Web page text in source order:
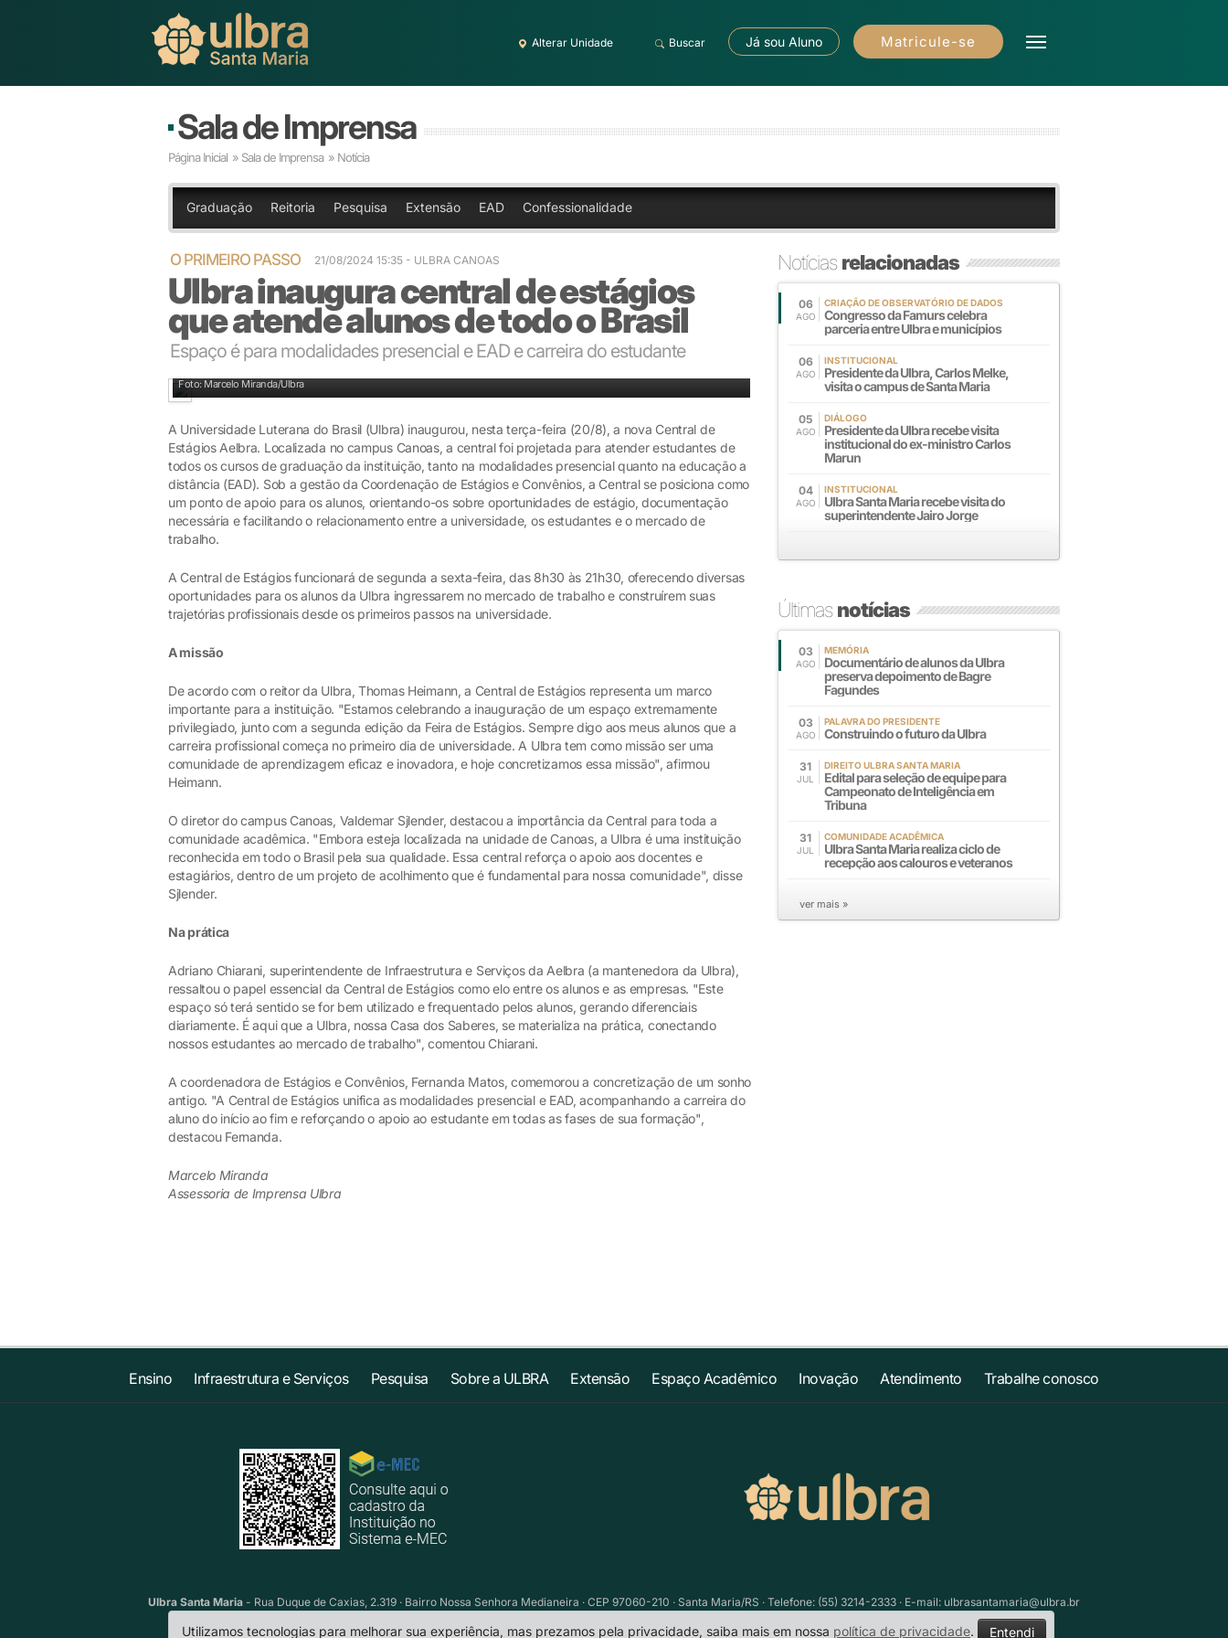
Alterar Unidade Buscar Já sou Aluno Matricule-se
Sala de Imprensa
Página Inicial » Sala de Imprensa » Notícia
Graduação Reitoria Pesquisa Extensão EAD Confessionalidade
O PRIMEIRO PASSO 21/08/2024 15:35 - ULBRA CANOAS
Ulbra inaugura central de estágios
que atende alunos de todo o Brasil
Espaço é para modalidades presencial e EAD e carreira do estudante
Foto: Marcelo Miranda/Ulbra
A Universidade Luterana do Brasil (Ulbra) inaugurou, nesta terça-feira (20/8), a nova Central de
Estágios Aelbra. Localizada no campus Canoas, a central foi projetada para atender estudantes de
todos os cursos de graduação da instituição, tanto na modalidades presencial quanto na educação a
distância (EAD). Sob a gestão da Coordenação de Estágios e Convênios, a Central se posiciona como
um ponto de apoio para os alunos, orientando-os sobre oportunidades de estágio, documentação
necessária e facilitando o relacionamento entre a universidade, os estudantes e o mercado de
trabalho.
A Central de Estágios funcionará de segunda a sexta-feira, das 8h30 às 21h30, oferecendo diversas
oportunidades para os alunos da Ulbra ingressarem no mercado de trabalho e construírem suas
trajetórias profissionais desde os primeiros passos na universidade.
A missão
De acordo com o reitor da Ulbra, Thomas Heimann, a Central de Estágios representa um marco
importante para a instituição. "Estamos celebrando a inauguração de um espaço extremamente
privilegiado, junto com a segunda edição da Feira de Estágios. Sempre digo aos meus alunos que a
carreira profissional começa no primeiro dia de universidade. A Ulbra tem como missão ser uma
comunidade de aprendizagem eficaz e inovadora, e hoje concretizamos essa missão", afirmou
Heimann.
O diretor do campus Canoas, Valdemar Sjlender, destacou a importância da Central para toda a
comunidade acadêmica. "Embora esteja localizada na unidade de Canoas, a Ulbra é uma instituição
reconhecida em todo o Brasil pela sua qualidade. Essa central reforça o apoio aos docentes e
estagiários, dentro de um projeto de acolhimento que é fundamental para nossa comunidade", disse
Sjlender.
Na prática
Adriano Chiarani, superintendente de Infraestrutura e Serviços da Aelbra (a mantenedora da Ulbra),
ressaltou o papel essencial da Central de Estágios como elo entre os alunos e as empresas. "Este
espaço só terá sentido se for bem utilizado e frequentado pelos alunos, gerando diferenciais
diariamente. É aqui que a Ulbra, nossa Casa dos Saberes, se materializa na prática, conectando
nossos estudantes ao mercado de trabalho", comentou Chiarani.
A coordenadora de Estágios e Convênios, Fernanda Matos, comemorou a concretização de um sonho
antigo. "A Central de Estágios unifica as modalidades presencial e EAD, acompanhando a carreira do
aluno do início ao fim e reforçando o apoio ao estudante em todas as fases de sua formação",
destacou Fernanda.
Marcelo Miranda
Assessoria de Imprensa Ulbra
Notíciasrelacionadas
06
AGO
CRIAÇÃO DE OBSERVATÓRIO DE DADOS
Congresso da Famurs celebra
parceria entre Ulbra e municípios
06
AGO
INSTITUCIONAL
Presidente da Ulbra, Carlos Melke,
visita o campus de Santa Maria
05
AGO
DIÁLOGO
Presidente da Ulbra recebe visita
institucional do ex-ministro Carlos
Marun
04
AGO
INSTITUCIONAL
Ulbra Santa Maria recebe visita do
superintendente Jairo Jorge
Últimasnotícias
03
AGO
MEMÓRIA
Documentário de alunos da Ulbra
preserva depoimento de Bagre
Fagundes
03
AGO
PALAVRA DO PRESIDENTE
Construindo o futuro da Ulbra
31
JUL
DIREITO ULBRA SANTA MARIA
Edital para seleção de equipe para
Campeonato de Inteligência em
Tribuna
31
JUL
COMUNIDADE ACADÊMICA
Ulbra Santa Maria realiza ciclo de
recepção aos calouros e veteranos
ver mais »
Ensino Infraestrutura e Serviços Pesquisa Sobre a ULBRA Extensão Espaço Acadêmico Inovação Atendimento Trabalhe conosco
Ulbra Santa Maria - Rua Duque de Caxias, 2.319 · Bairro Nossa Senhora Medianeira · CEP 97060-210 · Santa Maria/RS · Telefone: (55) 3214-2333 · E-mail: ulbrasantamaria@ulbra.br
Utilizamos tecnologias para melhorar sua experiência, mas prezamos pela privacidade, saiba mais em nossa política de privacidade. Entendi